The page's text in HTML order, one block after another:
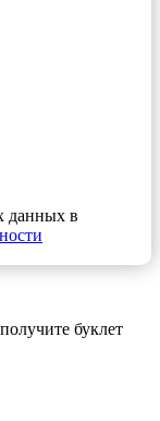
данных в
буклет